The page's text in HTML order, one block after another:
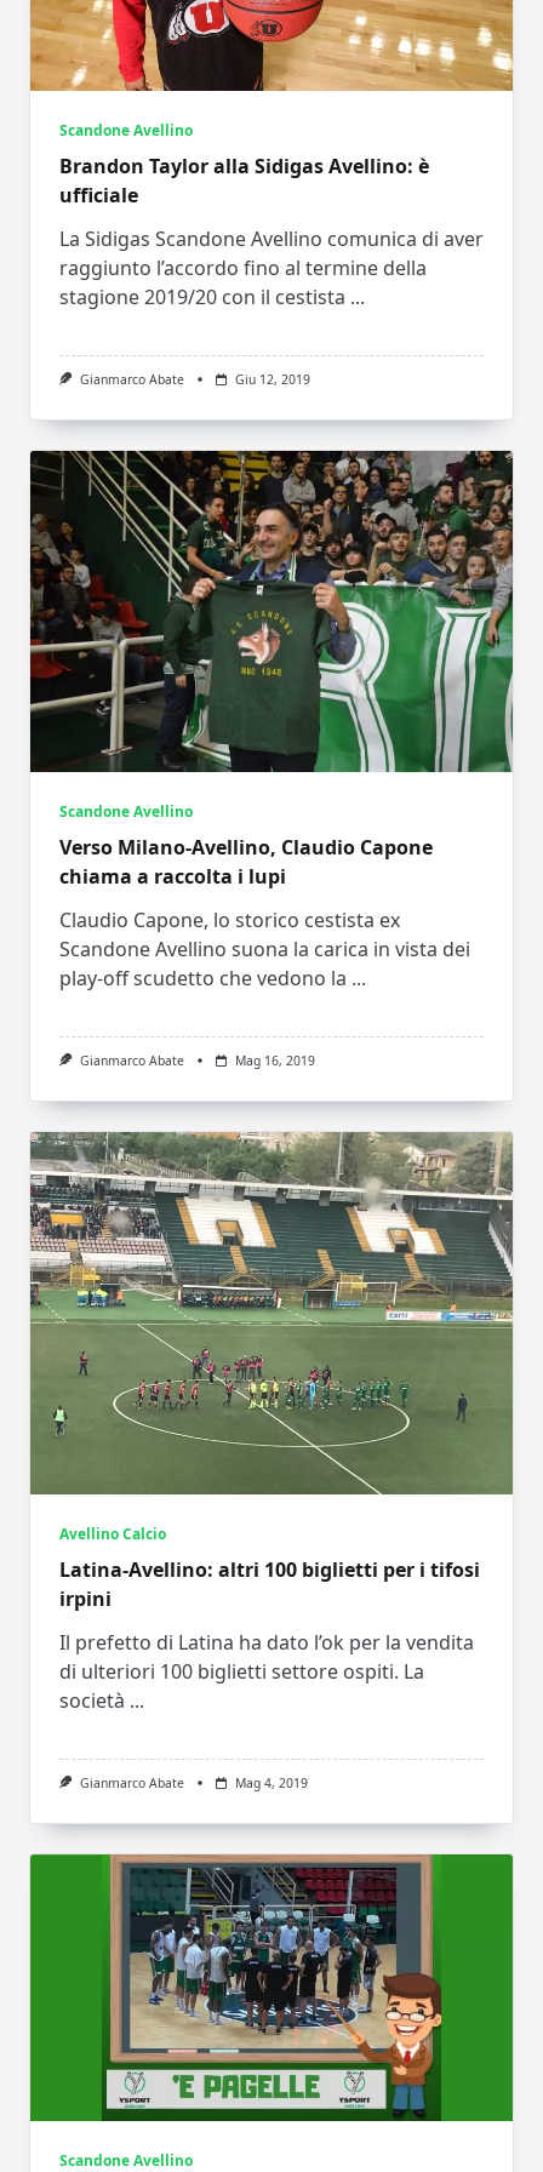
Scandone Avellino
Brandon Taylor alla Sidigas Avellino: è
ufficiale
La Sidigas Scandone Avellino comunica di aver
raggiunto l’accordo fino al termine della
stagione 2019/20 con il cestista ...
Gianmarco Abate Giu 12, 2019
Scandone Avellino
Verso Milano-Avellino, Claudio Capone
chiama a raccolta i lupi
Claudio Capone, lo storico cestista ex
Scandone Avellino suona la carica in vista dei
play-off scudetto che vedono la ...
Gianmarco Abate Mag 16, 2019
Avellino Calcio
Latina-Avellino: altri 100 biglietti per i tifosi
irpini
Il prefetto di Latina ha dato l’ok per la vendita
di ulteriori 100 biglietti settore ospiti. La
società ...
Gianmarco Abate Mag 4, 2019
Scandone Avellino